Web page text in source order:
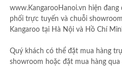
www.KangarooHanoi.vn hiện
phối trực tuyến và chuỗi
Kangaroo tại Hà Nội và Hồ Chí
Quý khách có thể đặt mua hàng
showroom hoặc đặt mua hàng qua